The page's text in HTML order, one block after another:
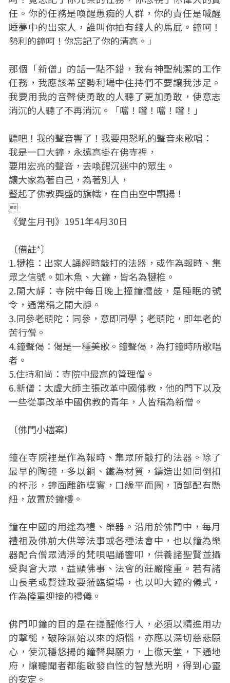
任。你的任務是喚醒愚痴的人群，你的責任是喊醒
睡夢中的出家人，誰叫你拍有錢人的馬屁。鐘呵！
勢利的鐘呵！你忘記了你的清高。」
那個「新僧」的話一點不錯，我有神聖純潔的工作
任務，我應該希望勢利場中住持們不要讓我涉足。
我要用我的音聲使勇敢的人聽了更加勇敢，使意志
消沉的人聽了不再消沉。「噹！噹！噹！噹！」
聽吧！我的聲音響了！我要用怒吼的聲音來歌唱：
我是一口大鐘，永遠高掛在佛寺裡，
要用宏亮的聲音，去喚醒沉迷中的眾生。
讓大家為著自己，為著別人，
豎起了佛教興盛的旗幟，在自由空中飄揚！

《覺生月刊》1951年4月30日
〔備註*〕
1.犍椎：出家人誦經時敲打的法器，或作為報時、集
眾之信號。如木魚、大鐘，皆名為犍椎。
2.開大靜：寺院中每日晚上撞鐘擂鼓，是睡眠的號
令，通常稱之開大靜。
3.同參老頭陀：同參，意即同學；老頭陀，即年老的
苦行僧。
4.鐘聲偈：偈是一種美歌。鐘聲偈，為打鐘時所歌唱
者。
5.住持和尚：寺院中最高的管理僧。
6.新僧：太虛大師主張改革中國佛教，他的門下以及
一些從事改革中國佛教的青年，人皆稱為新僧。
〔佛門小檔案〕
鐘在寺院裡是作為報時、集眾所敲打的法器。除了
最早的陶鐘，多以銅、鐵為材質，鑄造出如同倒扣
的杯形，鐘面雕飾樸實，口緣平而圓，頂部配有懸
紐，放置於鐘樓。
鐘在中國的用途為禮、樂器。沿用於佛門中，每月
禮祖及佛前大供等法事或各種法會中，也以鐘為樂
器配合僧眾清淨的梵唄唱誦響叩，供養諸聖賢並攝
受與會大眾，益顯佛事、法會的莊嚴隆重。若有諸
山長老或賢達政要蒞臨道場，也以叩大鐘的儀式，
作為隆重迎接的禮儀。
佛門叩鐘的目的是在提醒修行人，必須以精進用功
的擊槌，破除無始以來的煩惱，亦應以深切慈悲願
心，使沉穩悠揚的鐘聲與願力，上徹天堂，下通地
府，讓聽聞者都能啟發自性的智慧光明，得到心靈
的安定。